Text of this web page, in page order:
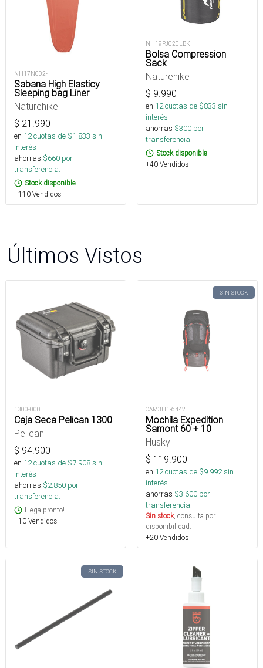
NH17N002-
Sabana High Elasticy
Sleeping bag Liner
Naturehike
$ 21.990
en 12cuotas de $1.833 sin
interés
ahorras $660 por
transferencia.
Stock disponible
+110 Vendidos
NH19PJ020LBK
Bolsa Compression
Sack
Naturehike
$ 9.990
en 12cuotas de $833 sin
interés
ahorras $300 por
transferencia.
Stock disponible
+40 Vendidos
Últimos Vistos
1300-000
Caja Seca Pelican 1300
Pelican
$ 94.900
en 12cuotas de $7.908sin
interés
ahorras $2.850 por
transferencia.
Llega pronto!
+10 Vendidos
SIN STOCK
CAM3H1-6442
Mochila Expedition
Samont 60 + 10
Husky
$ 119.900
en 12cuotas de $9.992sin
interés
ahorras $3.600 por
transferencia.
Sin stock, consulta por
disponibilidad.
+20 Vendidos
SIN STOCK